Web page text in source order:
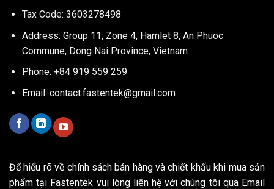
Tax Code: 3603278498
Address: Group 11, Zone 4, Hamlet 8, An Phuoc
Commune, Dong Nai Province, Vietnam
Phone: +84 919 559 259
Email: contact.fastentek@gmail.com
Để hiểu rõ về chính sách bán hàng và chiết khấu khi mua sản
phẩm tại Fastentek vui lòng liên hệ với chúng tôi qua Email